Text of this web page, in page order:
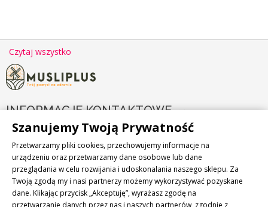
Czytaj wszystko
PRODUKTY 
NASZA FIRMA 
INFORMACJE KONTAKTOWE 
NEWSLETTER
Szanujemy Twoją Prywatność
Przetwarzamy pliki cookies, przechowujemy informacje na
urządzeniu oraz przetwarzamy dane osobowe lub dane
przeglądania w celu rozwijania i udoskonalania naszego sklepu. Za
Twoją zgodą my i nasi partnerzy możemy wykorzystywać pozyskane
dane. Klikając przycisk „Akceptuję”, wyrażasz zgodę na
przetwarzanie danych przez nas i naszych partnerów, zgodnie z